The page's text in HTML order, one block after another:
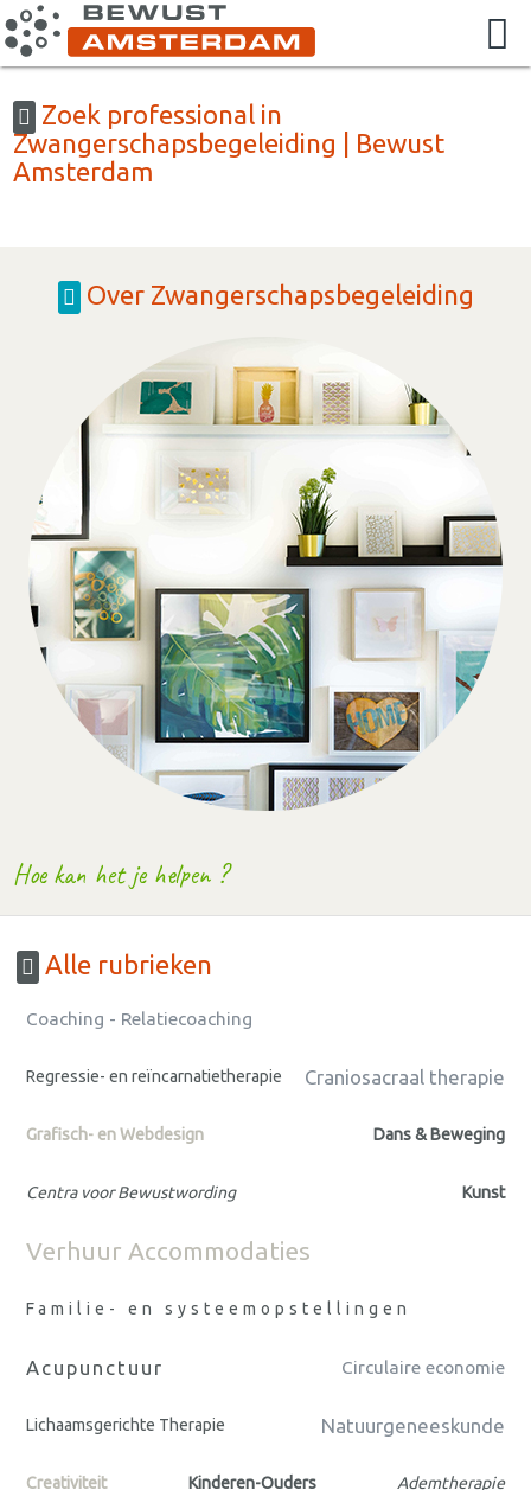
Zoek professional in
Zwangerschapsbegeleiding | Bewust
Amsterdam
Over Zwangerschapsbegeleiding
Hoe kan het je helpen ?
Alle rubrieken
Coaching - Relatiecoaching
Regressie- en reïncarnatietherapie Craniosacraal therapie
Grafisch- en Webdesign Dans & Beweging
Centra voor Bewustwording Kunst
Verhuur Accommodaties
Familie- en systeemopstellingen
Acupunctuur Circulaire economie
Lichaamsgerichte Therapie Natuurgeneeskunde
Creativiteit Kinderen-Ouders Ademtherapie